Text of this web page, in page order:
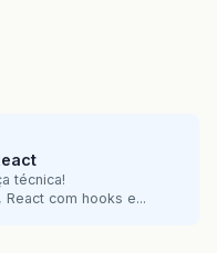
técnica!
React com hooks e...